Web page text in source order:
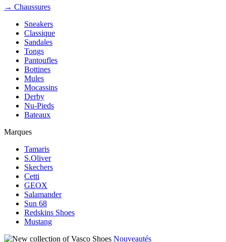
→ Chaussures
Sneakers
Classique
Sandales
Tongs
Pantoufles
Bottines
Mules
Mocassins
Derby
Nu-Pieds
Bateaux
Marques
Tamaris
S.Oliver
Skechers
Cetti
GEOX
Salamander
Sun 68
Redskins Shoes
Mustang
Nouveautés